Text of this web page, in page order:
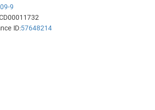
9
ID:57648214